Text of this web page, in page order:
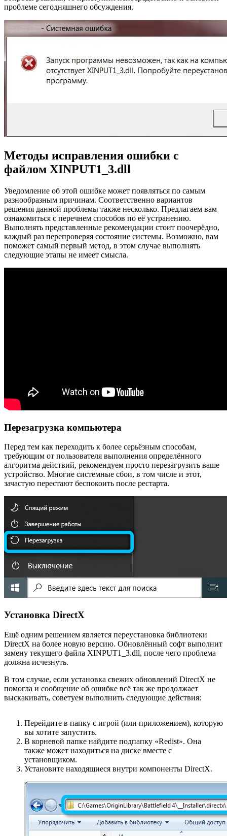
проблеме сегодняшнего обсуждения.
Методы исправления ошибки с
файлом XINPUT1_3.dll
Уведомление об этой ошибке может появляться по самым
разнообразным причинам. Соответственно вариантов
решения данной проблемы также несколько. Предлагаем вам
ознакомиться с перечнем способов по её устранению.
Выполнять представленные рекомендации стоит поочерёдно,
каждый раз перепроверяя состояние системы. Возможно, вам
поможет самый первый метод, в этом случае выполнять
следующие этапы не имеет смысла.
Перезагрузка компьютера
Перед тем как переходить к более серьёзным способам,
требующим от пользователя выполнения определённого
алгоритма действий, рекомендуем просто перезагрузить ваше
устройство. Многие системные сбои, в том числе и этот,
зачастую перестают беспокоить после рестарта.
Установка DirectX
Ещё одним решением является переустановка библиотеки
DirectX на более новую версию. Обновлённый софт выполнит
замену текущего файла XINPUT1_3.dll, после чего проблема
должна исчезнуть.
В том случае, если установка свежих обновлений DirectX не
помогла и сообщение об ошибке всё так же продолжает
выскакивать, советуем выполнить следующие действия:
Перейдите в папку с игрой (или приложением), которую
вы хотите запустить.
В корневой папке найдите подпапку «Redist». Она
также может находиться на диске вместе с
установщиком.
Установите находящиеся внутри компоненты DirectX.